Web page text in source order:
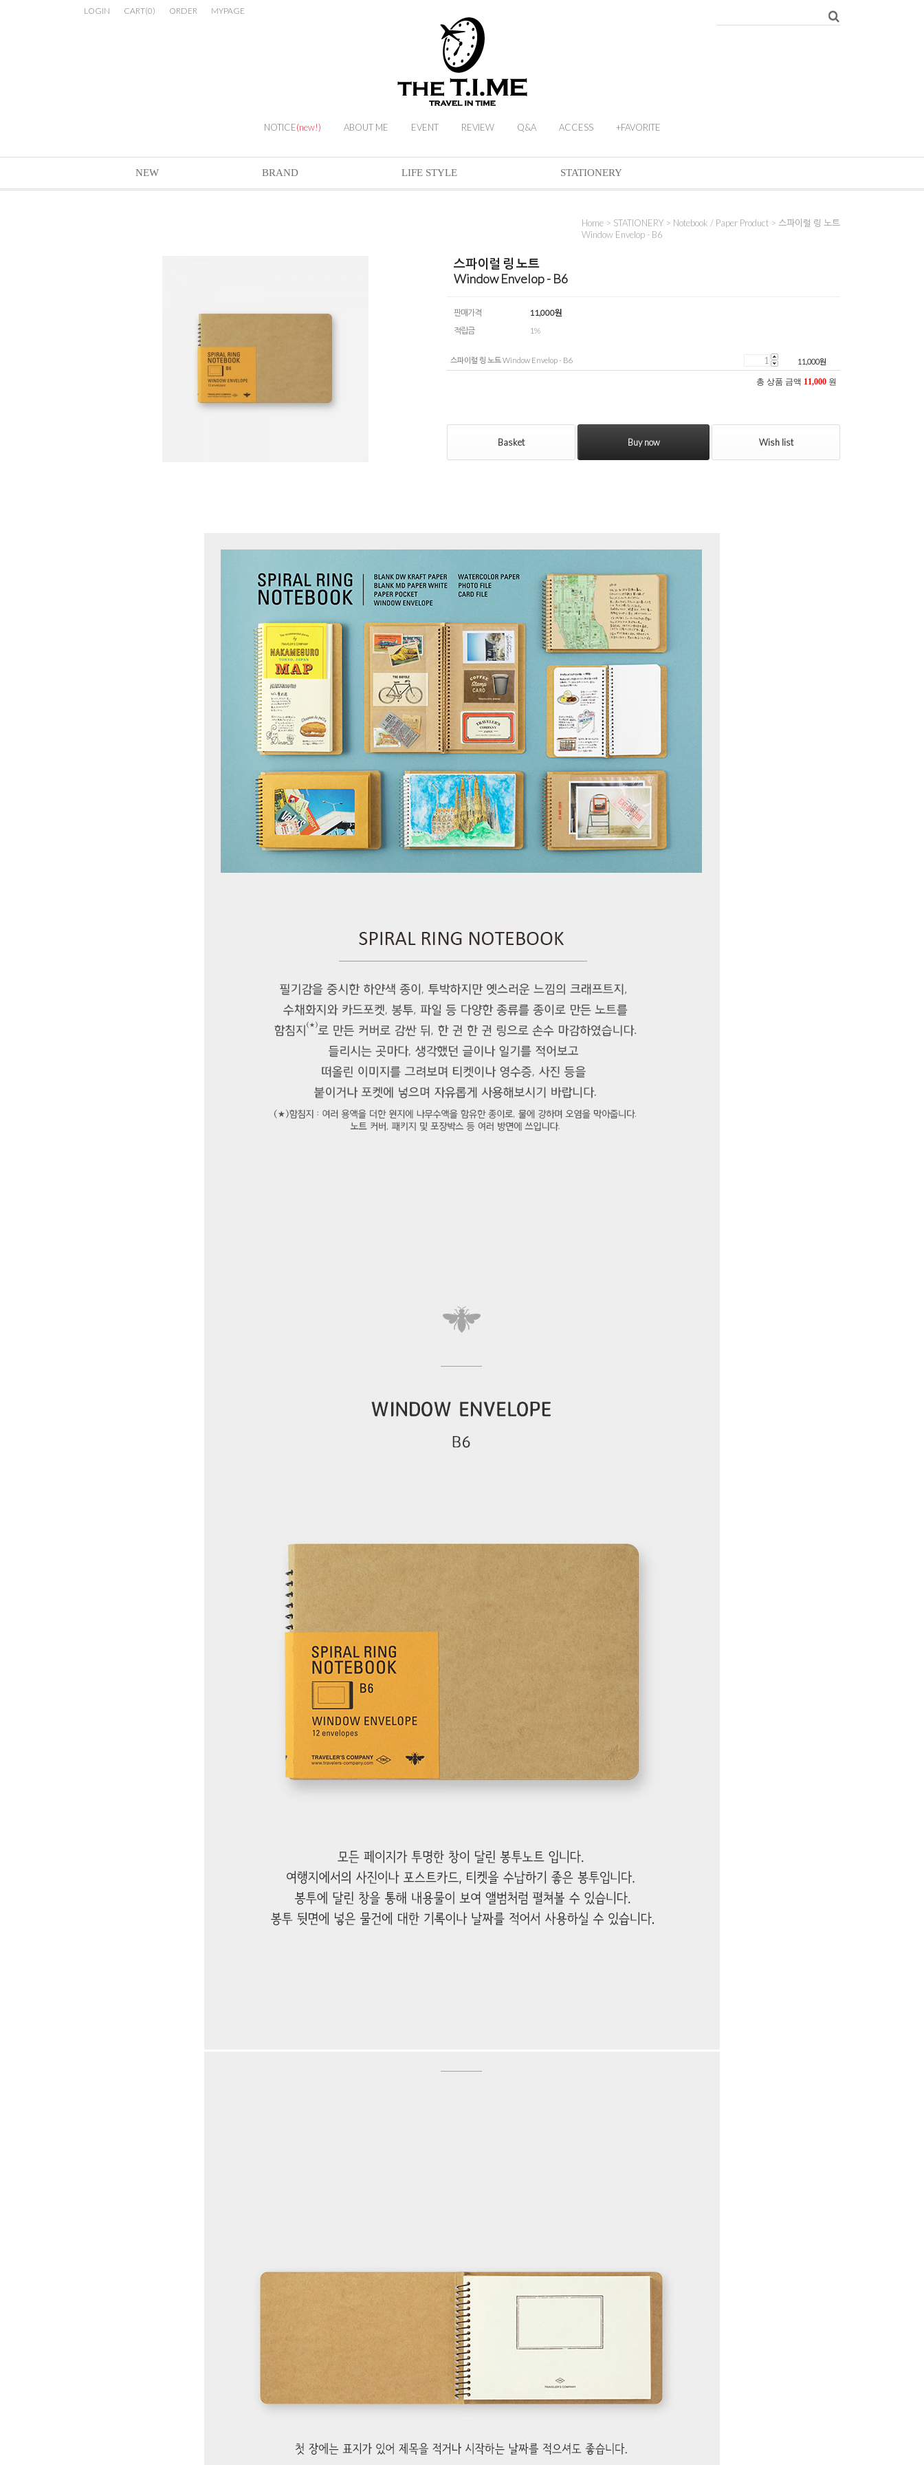
LOGIN CART(0) ORDER MYPAGE
NOTICE(new!) ABOUT ME EVENT REVIEW Q&A ACCESS +FAVORITE
NEW BRAND LIFE STYLE STATIONERY
Home > STATIONERY > Notebook / Paper Product > 스파이럴 링 노트
Window Envelop - B6
스파이럴 링 노트
Window Envelop - B6
판매가격 11,000원
적립금
1%
스파이럴 링 노트 Window Envelop - B6 11,000원
총 상품 금액 11,000 원
Basket Buy now Wish list